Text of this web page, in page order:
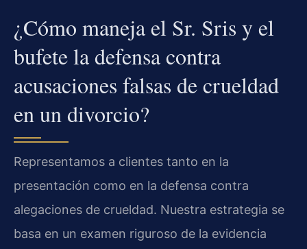
¿Cómo maneja el Sr. Sris y el
bufete la defensa contra
acusaciones falsas de crueldad
en un divorcio?
Representamos a clientes tanto en la
presentación como en la defensa contra
alegaciones de crueldad. Nuestra estrategia se
basa en un examen riguroso de la evidencia